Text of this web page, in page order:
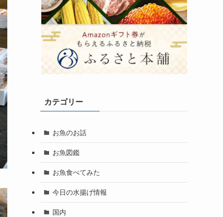
カテゴリー
お魚のお話
お魚図鑑
お魚食べてみた
今日の水揚げ情報
国内